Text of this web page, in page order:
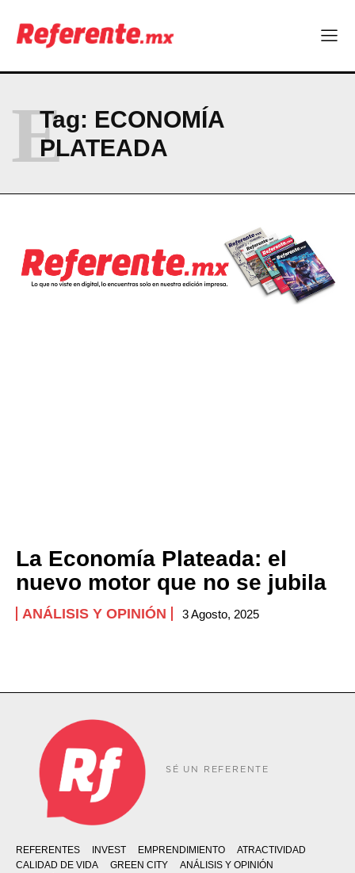
Company
PRIVACY POLICY
NEWSLETTER
Tag: ECONOMÍA
PLATEADA
E
La Economía Plateada: el
nuevo motor que no se jubila
ANÁLISIS Y OPINIÓN 3 Agosto, 2025
SÉ UN REFERENTE
REFERENTES INVEST EMPRENDIMIENTO
ATRACTIVIDAD
CALIDAD DE VIDA
GREEN CITY
ANÁLISIS Y OPINIÓN